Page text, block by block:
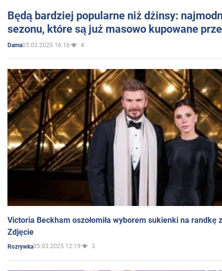
Będą bardziej popularne niż dżinsy:
sezonu, które są już masowo kupowane
Dama05.03.2025 16:16 4
Victoria Beckham oszołomiła wyborem sukienki na randkę
Zdjęcie
Rozrywka05.03.2025 12:19 3